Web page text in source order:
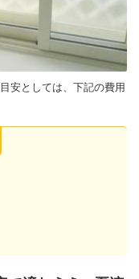
安としては、下記の費用